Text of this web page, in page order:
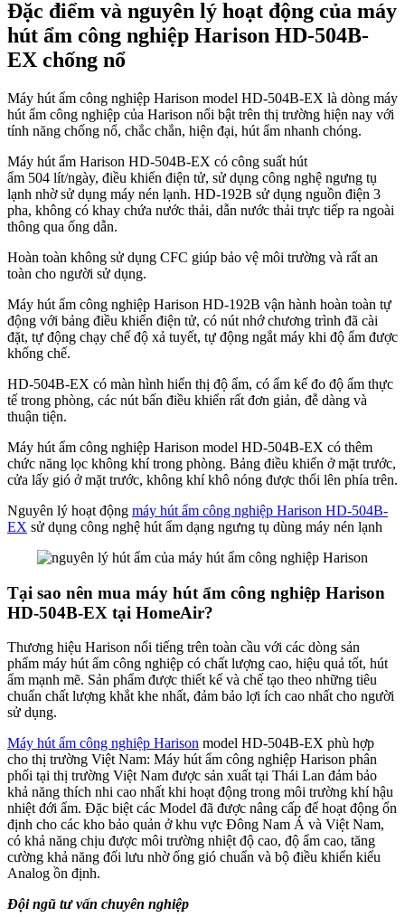
Đặc điểm và nguyên lý hoạt động của máy
hút ẩm công nghiệp Harison HD-504B-
EX chống nổ
Máy hút ẩm công nghiệp Harison model HD-504B-EX là dòng máy
hút ẩm công nghiệp của Harison nổi bật trên thị trường hiện nay với
tính năng chống nổ, chắc chắn, hiện đại, hút ẩm nhanh chóng.
Máy hút ẩm Harison HD-504B-EX có công suất hút
ẩm 504 lít/ngày, điều khiển điện tử, sử dụng công nghệ ngưng tụ
lạnh nhờ sử dụng máy nén lạnh. HD-192B sử dụng nguồn điện 3
pha, không có khay chứa nước thải, dẫn nước thải trực tiếp ra ngoài
thông qua ống dẫn.
Hoàn toàn không sử dụng CFC giúp bảo vệ môi trường và rất an
toàn cho người sử dụng.
Máy hút ẩm công nghiệp Harison HD-192B vận hành hoàn toàn tự
động với bảng điều khiển điện tử, có nút nhớ chương trình đã cài
đặt, tự động chạy chế độ xả tuyết, tự động ngắt máy khi độ ẩm được
khống chế.
HD-504B-EX có màn hình hiển thị độ ẩm, có ẩm kế đo độ ẩm thực
tế trong phòng, các nút bấn điều khiển rất đơn giản, đễ dàng và
thuận tiện.
Máy hút ẩm công nghiệp Harison model HD-504B-EX có thêm
chức năng lọc không khí trong phòng. Bảng điều khiển ở mặt trước,
cửa lấy gió ở mặt trước, không khí khô nóng được thổi lên phía trên.
Nguyên lý hoạt động máy hút ẩm công nghiệp Harison HD-504B-
EX sử dụng công nghệ hút ẩm dạng ngưng tụ dùng máy nén lạnh
Tại sao nên mua máy hút ẩm công nghiệp Harison
HD-504B-EX tại HomeAir?
Thương hiệu Harison nổi tiếng trên toàn cầu với các dòng sản
phẩm máy hút ẩm công nghiệp có chất lượng cao, hiệu quả tốt, hút
ẩm mạnh mẽ. Sản phẩm được thiết kế và chế tạo theo những tiêu
chuẩn chất lượng khắt khe nhất, đảm bảo lợi ích cao nhất cho người
sử dụng.
Máy hút ẩm công nghiệp Harison model HD-504B-EX phù hợp
cho thị trường Việt Nam: Máy hút ẩm công nghiệp Harison phân
phối tại thị trường Việt Nam được sản xuất tại Thái Lan đảm bảo
khả năng thích nhi cao nhất khi hoạt động trong môi trường khí hậu
nhiệt đới ẩm. Đặc biệt các Model đã được nâng cấp để hoạt động ổn
định cho các kho bảo quản ở khu vực Đông Nam Á và Việt Nam,
có khả năng chịu được môi trường nhiệt độ cao, độ ẩm cao, tăng
cường khả năng đối lưu nhờ ống gió chuẩn và bộ điều khiển kiểu
Analog ồn định.
Đội ngũ tư vấn chuyên nghiệp